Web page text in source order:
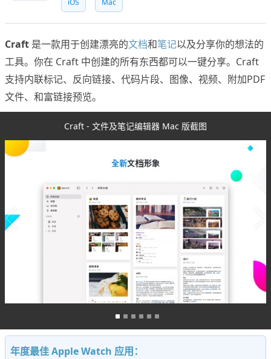
iOS Mac
Craft 是一款用于创建漂亮的文档和笔记以及分享你的想法的
工具。你在 Craft 中创建的所有东西都可以一键分享。Craft
支持内联标记、反向链接、代码片段、图像、视频、附加PDF
文件、和富链接预览。
Craft - 文件及笔记编辑器 Mac 版截图
年度最佳 Apple Watch 应用：